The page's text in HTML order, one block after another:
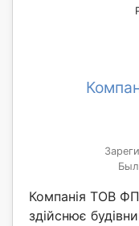
Был
Компанія ТОВ
здійснює